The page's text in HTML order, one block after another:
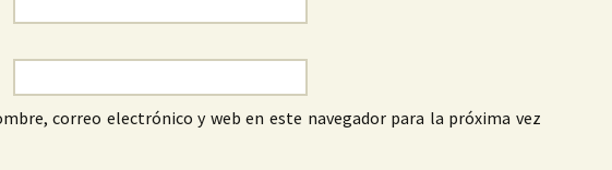
correo electrónico y web en este navegador para la próxima vez